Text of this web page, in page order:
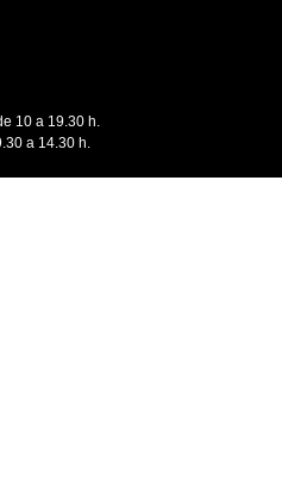
10 a 19.30 h.
a 14.30 h.